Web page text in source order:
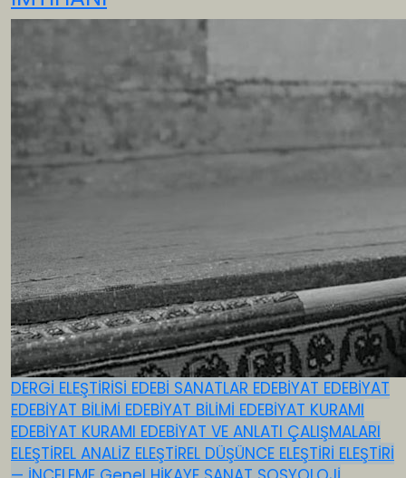
DERGİ ELEŞTİRİSİ EDEBİ SANATLAR EDEBİYAT EDEBİYAT
EDEBİYAT BİLİMİ EDEBİYAT BİLİMİ EDEBİYAT KURAMI
EDEBİYAT KURAMI EDEBİYAT VE ANLATI ÇALIŞMALARI
ELEŞTİREL ANALİZ ELEŞTİREL DÜŞÜNCE ELEŞTİRİ ELEŞTİRİ